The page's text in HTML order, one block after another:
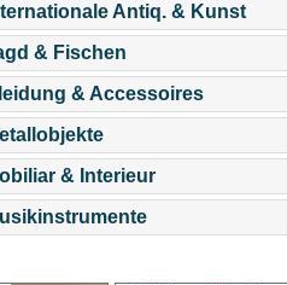
Antiq. & Kunst
& Fischen
& Accessoires
& Interieur